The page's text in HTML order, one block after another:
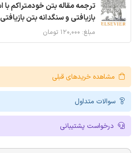
ترجمه مقاله بتن خودمتراکم با
بازیافتی و سنگدانه بتن بازیافتی
مبلغ: ۱۲۰,۰۰۰ تومان
مشاهده خریدهای قبلی
سوالات متداول
درخواست پشتیبانی